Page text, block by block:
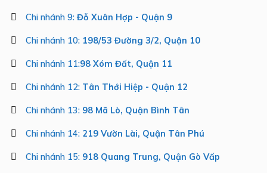
Chi nhánh 9: Đỗ Xuân Hợp - Quận 9
Chi nhánh 10: 198/53 Đường 3/2, Quận 10
Chi nhánh 11:98 Xóm Đất, Quận 11
Chi nhánh 12: Tân Thới Hiệp - Quận 12
Chi nhánh 13: 98 Mã Lò, Quận Bình Tân
Chi nhánh 14: 219 Vườn Lài, Quận Tân Phú
Chi nhánh 15: 918 Quang Trung, Quận Gò Vấp